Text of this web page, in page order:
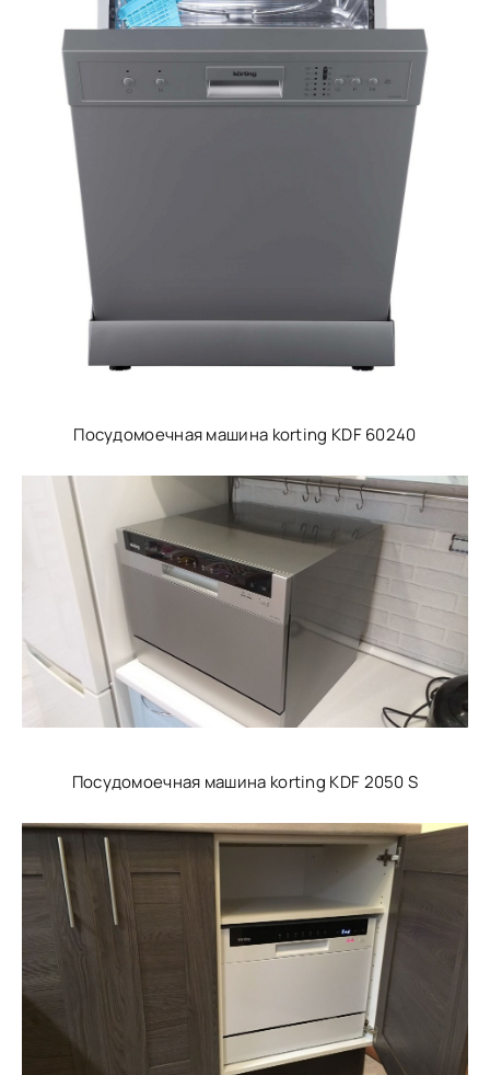
Посудомоечная машина korting KDF 60240
Посудомоечная машина korting KDF 2050 S